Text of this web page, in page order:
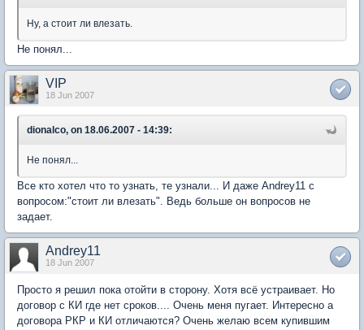
Ну, а стоит ли влезать.
Не понял...
VIP
18 Jun 2007
dionalco, on 18.06.2007 - 14:39:
Не понял...
Все кто хотел что то узнать, те узнали... И даже Andrey11 с
вопросом:"стоит ли влезать". Ведь больше он вопросов не
задает.
Andrey11
18 Jun 2007
Просто я решил пока отойти в сторону. Хотя всё устраивает. Но
договор с КИ где нет сроков.... Очень меня пугает. Интересно а
договора РКР и КИ отличаются? Очень желаю всем купившим